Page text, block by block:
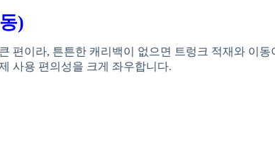
)
편이라, 튼튼한 캐리백이 없으면 트렁크 적재와 이동
사용 편의성을 크게 좌우합니다.